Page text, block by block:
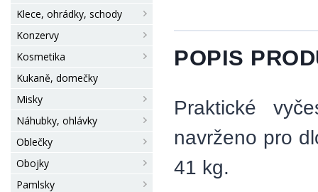
Klece, ohrádky, schody
Konzervy
Kosmetika
Kukaně, domečky
Misky
Náhubky, ohlávky
Oblečky
Obojky
Pamlsky
POPIS
Praktické
navrženo pro
41 kg.